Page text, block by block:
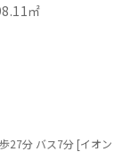
㎡
27分 バス7分 [イオン